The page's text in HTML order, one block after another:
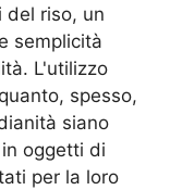
del riso, un
semplicità
L'utilizzo
spesso,
siano
oggetti di
per la loro